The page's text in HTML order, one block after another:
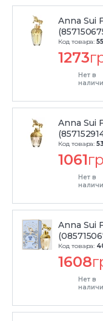
Anna Sui
Код товара:
1273
Нет в
Anna Sui
Код товара:
1061
Нет в
Anna Sui
Код товара:
1608
Нет в